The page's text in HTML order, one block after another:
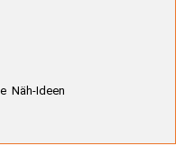
Näh-Ideen